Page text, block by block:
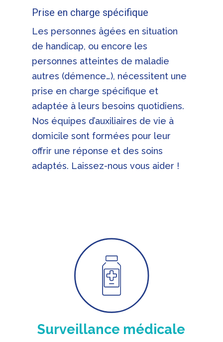
Prise en charge spécifique
Les personnes âgées en situation
de handicap, ou encore les
personnes atteintes de maladie
autres (démence…), nécessitent une
prise en charge spécifique et
adaptée à leurs besoins quotidiens.
Nos équipes d’auxiliaires de vie à
domicile sont formées pour leur
offrir une réponse et des soins
adaptés. Laissez-nous vous aider !
Surveillance médicale